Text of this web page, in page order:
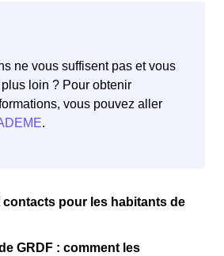
ne vous suffisent pas et vous
loin ? Pour obtenir
vous pouvez aller
.
contacts pour les habitants de
GRDF : comment les